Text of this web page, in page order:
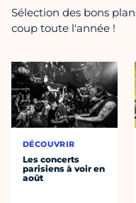
Sélection des bons
coup toute l'année !
DÉCOUVRIR
Les concerts
parisiens à voir en
août